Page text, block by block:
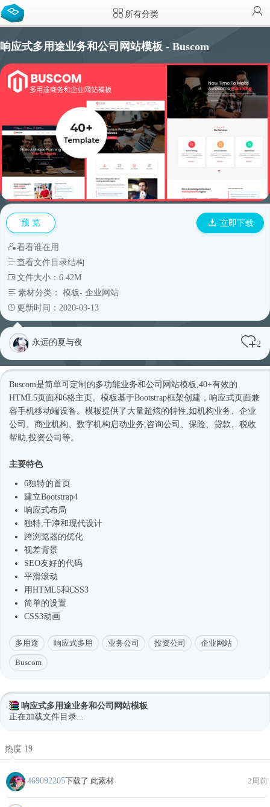
所有分类
响应式多用途业务和公司网站模板 - Buscom
预 览 立即下载
看看谁在用
查看文件目录结构
文件大小：6.42M
素材分类： 模板- 企业网站
更新时间：2020-03-13
永远的夏与夜 2
Buscom是简单可定制的多功能业务和公司网站模板,40+有效的
HTML5页面和6格主页。模板基于Bootstrap框架创建， 响应式页面兼
容手机移动端设备。模板提供了大量超炫的特性,如机构业务、企业
公司、商业机构、数字机构启动业务,咨询公司、保险、贷款、税收
帮助,投资公司等。
主要特色
6独特的首页
建立Bootstrap4
响应式布局
独特,干净和现代设计
跨浏览器的优化
视差背景
SEO友好的代码
平滑滚动
用HTML5和CSS3
简单的设置
CSS3动画
多用途 响应式多用 业务公司 投资公司 企业网站
Buscom
响应式多用途业务和公司网站模板
正在加载文件目录...
热度 19
469092205下载了 此素材 2周前